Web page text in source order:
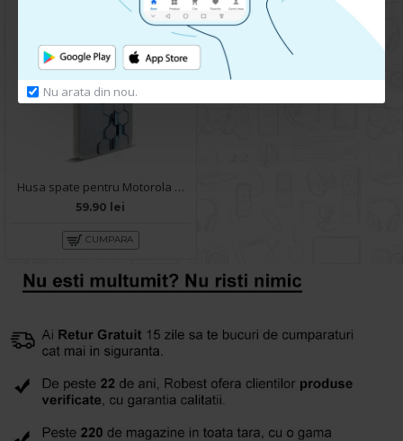
Nu arata din nou.
Husa spate pentru Motorola Moto E22- Bozo case Alb
59.90 lei
CUMPARA